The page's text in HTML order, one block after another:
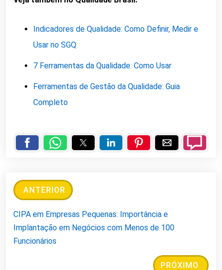
Indicadores de Qualidade: Como Definir, Medir e
Usar no SGQ
7 Ferramentas da Qualidade: Como Usar
Ferramentas de Gestão da Qualidade: Guia
Completo
ANTERIOR
CIPA em Empresas Pequenas: Importância e
Implantação em Negócios com Menos de 100
Funcionários
PRÓXIMO